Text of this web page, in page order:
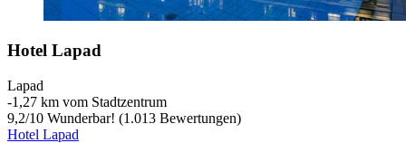
Hotel Lapad
Lapad
‐1,27 km vom Stadtzentrum
9,2/10 Wunderbar! (1.013 Bewertungen)
Hotel Lapad